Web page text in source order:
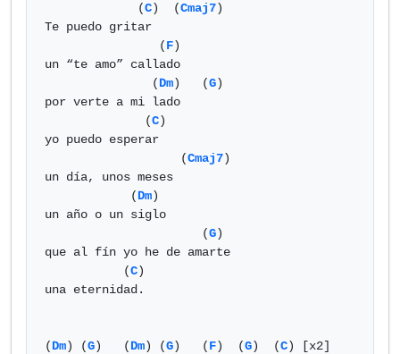
             (
C)  (Cmaj7)
Te puedo gritar
                (
F)
un “te amo” callado
               (
Dm)   (G)
por verte a mi lado
              (
C)
yo puedo esperar
                   (
Cmaj7)
un día, unos meses
            (
Dm)
un año o un siglo
                      (
G)
que al fín yo he de amarte
           (
C)
una eternidad.
(Dm) (G)   (Dm) (G)   (F)  (G)  (C) [x2]